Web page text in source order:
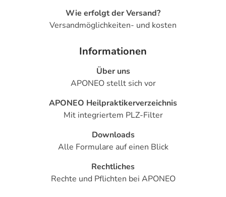
Wie erfolgt der Versand?
Versandmöglichkeiten- und kosten
Informationen
Über uns
APONEO stellt sich vor
APONEO Heilpraktikerverzeichnis
Mit integriertem PLZ-Filter
Downloads
Alle Formulare auf einen Blick
Rechtliches
Rechte und Pflichten bei APONEO